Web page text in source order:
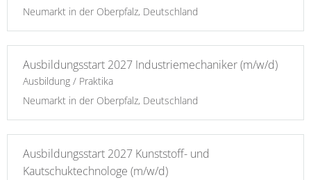
Neumarkt in der Oberpfalz, Deutschland
Ausbildungsstart 2027 Industriemechaniker (m/w/d)
Ausbildung / Praktika
Neumarkt in der Oberpfalz, Deutschland
Ausbildungsstart 2027 Kunststoff- und
Kautschuktechnologe (m/w/d)